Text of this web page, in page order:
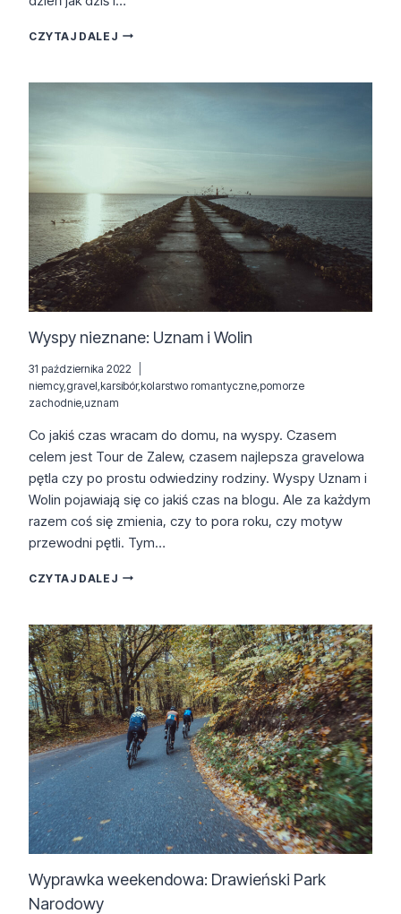
CZYTAJ DALEJMAŁA
PO
Wyspy nieznane: Uznam i Wolin
31 października 2022
niemcy, gravel karsibór,kolarstwo romantyczne pomorze
zachodnie uznam
Co jakiś czas wracam do domu, na wyspy. Czasem
celem jest Tour de Zalew, czasem najlepsza gravelowa
pętla czy po prostu odwiedziny rodziny. Wyspy Uznam i
Wolin pojawiają się co jakiś czas na blogu. Ale za każdym
razem coś się zmienia, czy to pora roku, czy motyw
przewodni pętli. Tym…
CZYTAJ DALEJWYSPY
I
WOLIN
Wyprawka weekendowa: Drawieński Park
Narodowy